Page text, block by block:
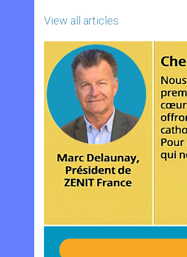
View all articles